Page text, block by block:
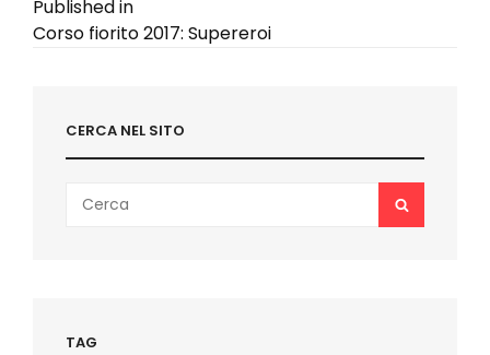
Navigazione
Published in
Corso fiorito 2017: Supereroi
CERCA NEL SITO
Search
for:
SEARCH
TAG